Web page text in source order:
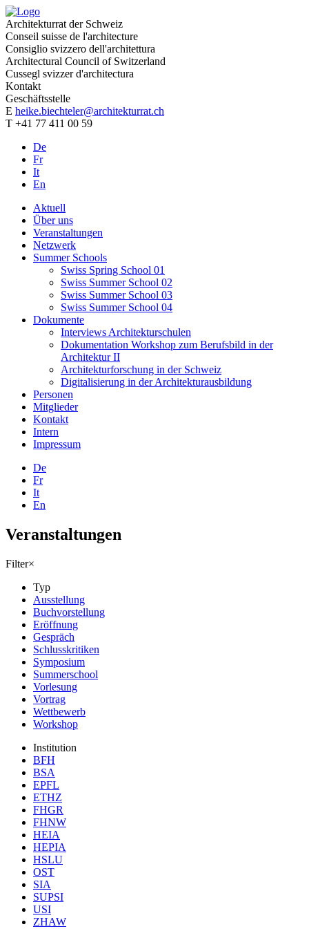
Architekturrat der Schweiz
Conseil suisse de l'architecture
Consiglio svizzero dell'architettura
Architectural Council of Switzerland
Cussegl svizzer d'architectura
Kontakt
Geschäftsstelle
E heike.biechteler@architekturrat.ch
T +41 77 411 00 59
De
Fr
It
En
Aktuell
Über uns
Veranstaltungen
Netzwerk
Summer Schools
Swiss Spring School 01
Swiss Summer School 02
Swiss Summer School 03
Swiss Summer School 04
Dokumente
Interviews Architekturschulen
Dokumentation Workshop zum Berufsbild in der
Architektur II
Architekturforschung in der Schweiz
Digitalisierung in der Architekturausbildung
Personen
Mitglieder
Kontakt
Intern
Impressum
De
Fr
It
En
Veranstaltungen
Filter×
Typ
Ausstellung
Buchvorstellung
Eröffnung
Gespräch
Schlusskritiken
Symposium
Summerschool
Vorlesung
Vortrag
Wettbewerb
Workshop
Institution
BFH
BSA
EPFL
ETHZ
FHGR
FHNW
HEIA
HEPIA
HSLU
OST
SIA
SUPSI
USI
ZHAW